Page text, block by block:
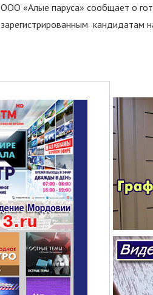
ООО «Алые паруса» сообщает о
зарегистрированным кандидатам